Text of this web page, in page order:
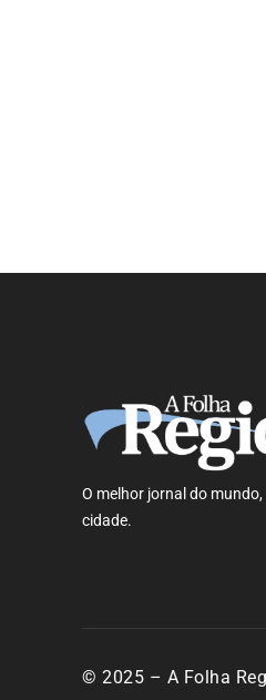
O melhor jornal do
cidade.
© 2025 – A Folha